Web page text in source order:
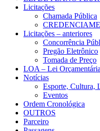
Licitações
Chamada Pública
Licitações – anteriores
Concorrência
Pregão Eletrônico
Tomada de Preço
LOA – Lei
Notícias
Esporte, Cultura,
Eventos
Ordem Cronológica
OUTROS
Parceiro